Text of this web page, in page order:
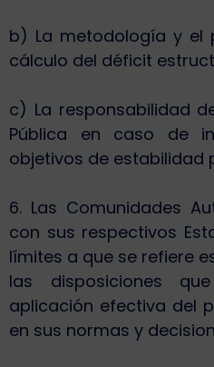
b) La metodología y el
cálculo del déficit
c) La responsabilidad
Pública en caso de
objetivos de estabilidad
6. Las Comunidades
con sus respectivos
límites a que se refiere
las disposiciones
aplicación efectiva del
en sus normas y